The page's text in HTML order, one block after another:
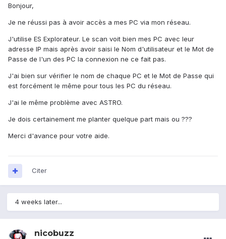
Bonjour,
Je ne réussi pas à avoir accès a mes PC via mon réseau.
J'utilise ES Explorateur. Le scan voit bien mes PC avec leur
adresse IP mais après avoir saisi le Nom d'utilisateur et le Mot de
Passe de l'un des PC la connexion ne ce fait pas.
J'ai bien sur vérifier le nom de chaque PC et le Mot de Passe qui
est forcément le même pour tous les PC du réseau.
J'ai le même problème avec ASTRO.
Je dois certainement me planter quelque part mais ou ???
Merci d'avance pour votre aide.
Citer
4 weeks later...
nicobuzz